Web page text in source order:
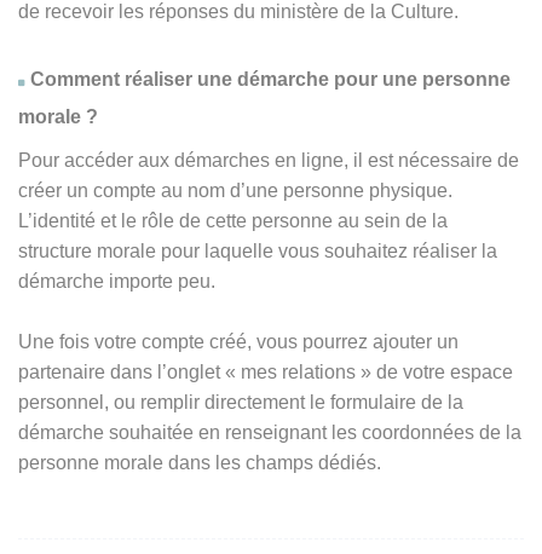
de recevoir les réponses du ministère de la Culture.
Comment réaliser une démarche pour une personne
morale ?
Pour accéder aux démarches en ligne, il est nécessaire de
créer un compte au nom d’une personne physique.
L’identité et le rôle de cette personne au sein de la
structure morale pour laquelle vous souhaitez réaliser la
démarche importe peu.
Une fois votre compte créé, vous pourrez ajouter un
partenaire dans l’onglet « mes relations » de votre espace
personnel, ou remplir directement le formulaire de la
démarche souhaitée en renseignant les coordonnées de la
personne morale dans les champs dédiés.